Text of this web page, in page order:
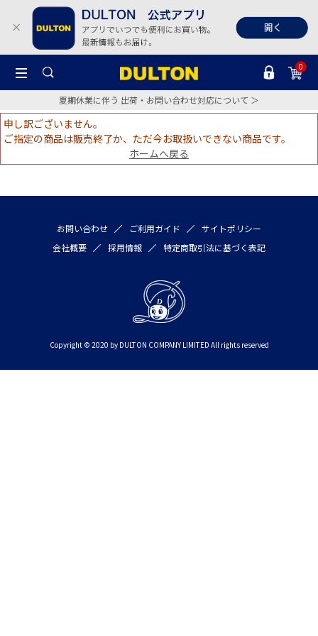
0
夏期休業に伴う 出荷・お問い合わせ対応について ＞
申し訳ございません。
ご指定の商品は販売終了か、ただ今お取扱いできない商品です。
ホームへ戻る
お問い合わせ ご利用ガイド
サイトポリシー
会社概要
採用情報 特定商取引法に基づく表記
Copyright © 2020 by DULTON COMPANY LIMITED All rights reserved